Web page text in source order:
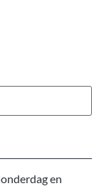
en